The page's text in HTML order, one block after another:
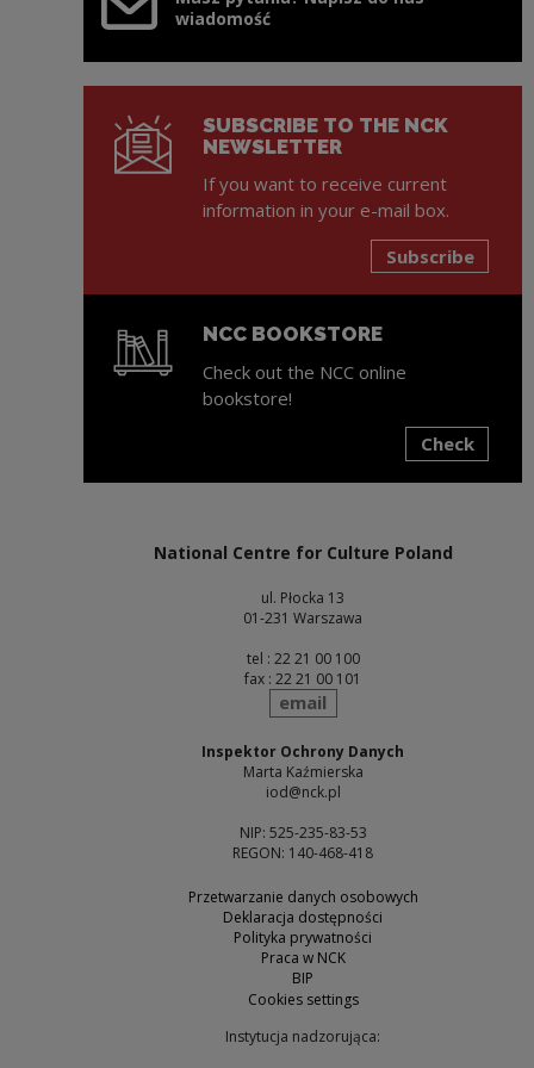
wiadomość
SUBSCRIBE TO THE NCK
NEWSLETTER
If you want to receive current
information in your e-mail box.
Subscribe
NCC BOOKSTORE
Check out the NCC online
bookstore!
Check
National Centre for Culture Poland
ul. Płocka 13
01-231 Warszawa
tel : 22 21 00 100
fax : 22 21 00 101
send
email
Inspektor Ochrony Danych
Marta Kaźmierska
iod@nck.pl
NIP: 525-235-83-53
REGON: 140-468-418
Przetwarzanie danych osobowych
Deklaracja dostępności
Polityka prywatności
Praca w NCK
BIP
Cookies settings
Instytucja nadzorująca: